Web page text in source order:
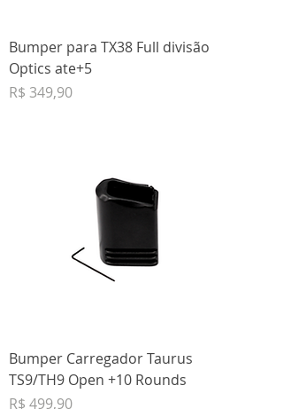
Bumper para TX38 Full divisão
Optics ate+5
Preço
R$ 349,90
Bumper Carregador Taurus
TS9/TH9 Open +10 Rounds
Preço
R$ 499,90